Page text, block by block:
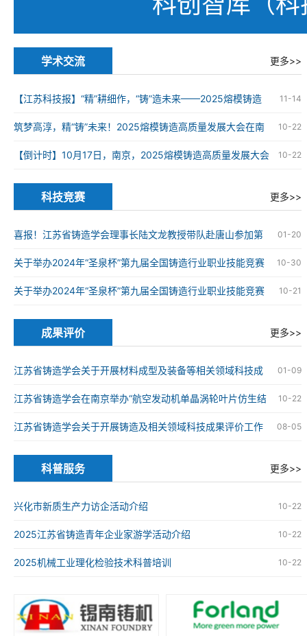
学术交流 更多>>
11-14
【江苏科技报】“精”耕细作，“铸”造未来——2025熔模铸造
高质量发展大会在南京举办 10-22
筑梦高淳，精“铸”未来！2025熔模铸造高质量发展大会在南
京高淳成功举办 10-22
【倒计时】10月17日，南京，2025熔模铸造高质量发展大会
科技竞赛 更多>>
01-20
喜报！江苏省铸造学会理事长陆文龙教授带队赴唐山参加第
九届全国铸造行业职业技能竞赛并获奖 10-30
关于举办2024年“圣泉杯”第九届全国铸造行业职业技能竞赛
的通知 10-21
关于举办2024年“圣泉杯”第九届全国铸造行业职业技能竞赛
的通知
成果评价 更多>>
01-09
江苏省铸造学会关于开展材料成型及装备等相关领域科技成
果评价工作的通知 10-22
江苏省铸造学会在南京举办“航空发动机单晶涡轮叶片仿生结
构设计与精准制造技术”科技成果评价会 08-05
江苏省铸造学会关于开展铸造及相关领域科技成果评价工作
的通知
科普服务 更多>>
10-22
兴化市新质生产力访企活动介绍
10-22
2025江苏省铸造青年企业家游学活动介绍
10-22
2025机械工业理化检验技术科普培训